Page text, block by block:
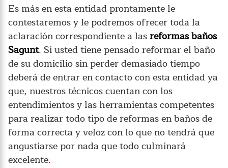
Es más en esta entidad prontamente le
contestaremos y le podremos ofrecer toda la
aclaración correspondiente a lasreformas baños
Sagunt. Si usted tiene pensado reformar el baño
de su domicilio sin perder demasiado tiempo
deberá de entrar en contacto con esta entidad ya
que, nuestros técnicos cuentan con los
entendimientos y las herramientas competentes
para realizar todo tipo de reformas en baños de
forma correcta y veloz con lo que no tendrá que
angustiarse por nada que todo culminará
excelente.